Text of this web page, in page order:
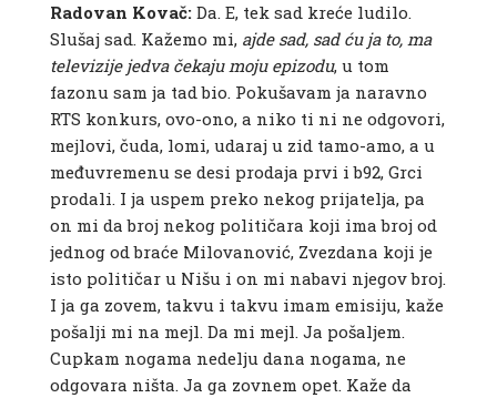
Radovan Kovač:Da. E, tek sad kreće ludilo.
Slušaj sad. Kažemo mi, ajde sad, sad ću ja to, ma
televizije jedva čekaju moju epizodu, u tom
fazonu sam ja tad bio. Pokušavam ja naravno
RTS konkurs, ovo-ono, a niko ti ni ne odgovori,
mejlovi, čuda, lomi, udaraj u zid tamo-amo, a u
međuvremenu se desi prodaja prvi i b92, Grci
prodali. I ja uspem preko nekog prijatelja, pa
on mi da broj nekog političara koji ima broj od
jednog od braće Milovanović, Zvezdana koji je
isto političar u Nišu i on mi nabavi njegov broj.
I ja ga zovem, takvu i takvu imam emisiju, kaže
pošalji mi na mejl. Da mi mejl. Ja pošaljem.
Cupkam nogama nedelju dana nogama, ne
odgovara ništa. Ja ga zovnem opet. Kaže da